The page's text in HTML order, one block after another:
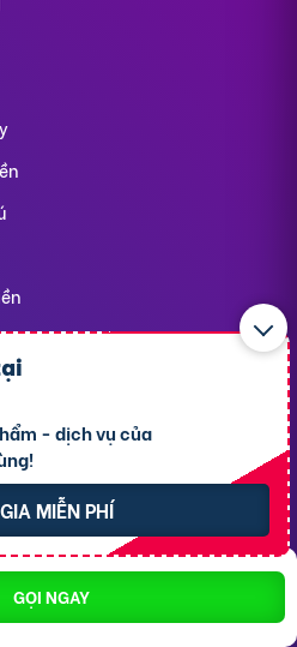
GỌI NGAY
- dịch vụ của
MIỄN PHÍ
Hỗ trợ
khách hàng
Giới thiệu
Thông báo
Bảng giá dịch vụ